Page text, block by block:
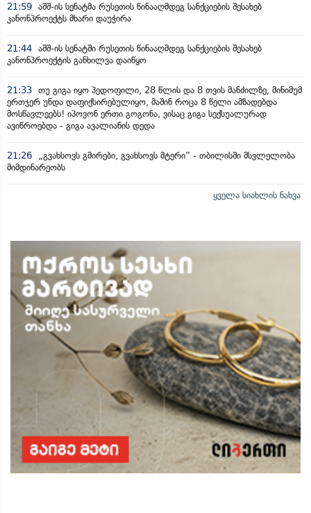
21:59 აშშ-ის სენატმა რუსეთის წინააღმდეგ სანქციების შესახებ
კანონპროექტს მხარი დაუჭირა
21:44 აშშ-ის სენატში რუსეთის წინააღმდეგ სანქციების შესახებ
კანონპროექტის განხილვა დაიწყო
21:33 თუ გიგა იყო პედოფილი, 28 წლის და 8 თვის მანძილზე, მინიმუმ
ერთჯერ უნდა დაფიქსირებულიყო, მაშინ როცა 8 წელი ამზადებდა
მოსწავლეებს! იპოვონ ერთი გოგონა, ვისაც გიგა სექსუალურად
ავიწროებდა - გიგა ავალიანის დედა
21:26
„გვახსოვს გმირები, გვახსოვს მტერი” - თბილისში მსვლელობა
მიმდინარეობს
ყველა სიახლის ნახვა